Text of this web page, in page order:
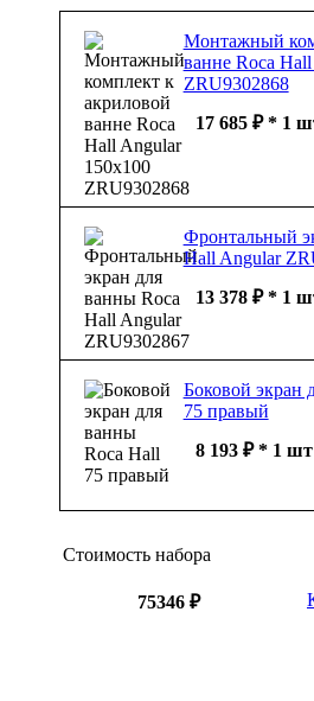
Монтажный
ванне Roca
ZRU9302868
17 685 ₽ * 1
Фронтальный
Hall Angular
13 378 ₽ * 1
Боковой экран
75 правый
8 193 ₽ * 1 шт
Стоимость набора
75346 ₽